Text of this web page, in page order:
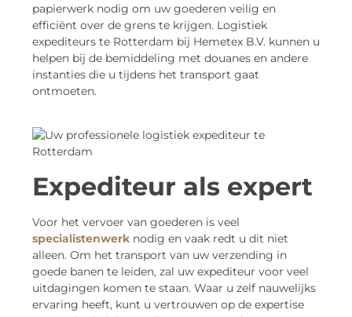
papierwerk nodig om uw goederen veilig en
efficiënt over de grens te krijgen. Logistiek
expediteurs te Rotterdam bij Hemetex B.V. kunnen u
helpen bij de bemiddeling met douanes en andere
instanties die u tijdens het transport gaat
ontmoeten.
Expediteur als expert
Voor het vervoer van goederen is veel
specialistenwerk nodig en vaak redt u dit niet
alleen. Om het transport van uw verzending in
goede banen te leiden, zal uw expediteur voor veel
uitdagingen komen te staan. Waar u zelf nauwelijks
ervaring heeft, kunt u vertrouwen op de expertise